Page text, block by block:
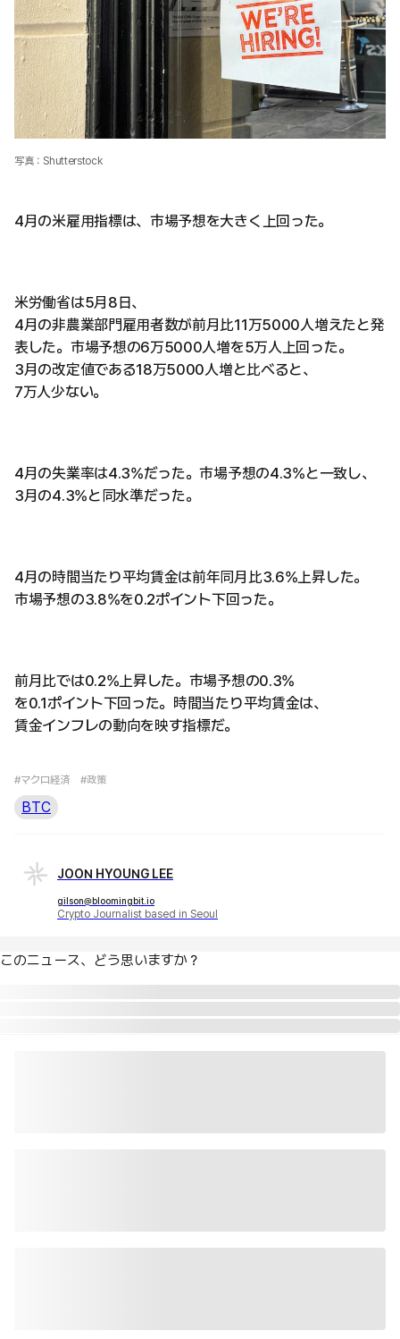
写真：Shutterstock
4月の米雇用指標は、市場予想を大きく上回った。
米労働省は5月8日、
4月の非農業部門雇用者数が前月比11万5000人増えたと発
表した。市場予想の6万5000人増を5万人上回った。
3月の改定値である18万5000人増と比べると、
7万人少ない。
4月の失業率は4.3%だった。市場予想の4.3%と一致し、
3月の4.3%と同水準だった。
4月の時間当たり平均賃金は前年同月比3.6%上昇した。
市場予想の3.8%を0.2ポイント下回った。
前月比では0.2%上昇した。市場予想の0.3%
を0.1ポイント下回った。時間当たり平均賃金は、
賃金インフレの動向を映す指標だ。
#マクロ経済 #政策
BTC
JOON HYOUNG LEE
gilson@bloomingbit.io
Crypto Journalist based in Seoul
このニュース、どう思いますか？